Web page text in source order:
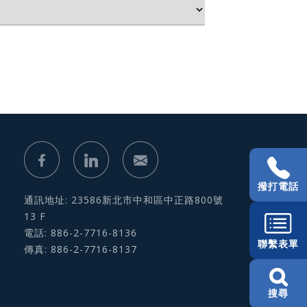
通訊地址: 23586新北市中和區中正路800號
13 F
電話: 886-2-7716-8136
傳真: 886-2-7716-8137
撥打電話
聯繫表單
搜尋